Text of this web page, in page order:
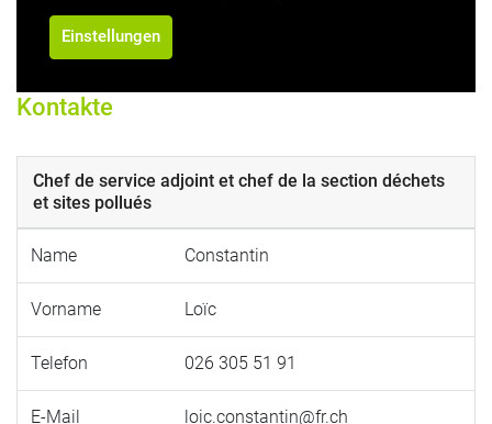
Einstellungen
Kontakte
Chef de service adjoint et chef de la section déchets
et sites pollués
Name Constantin
Vorname Loïc
Telefon 026 305 51 91
E-Mail loic.constantin@fr.ch